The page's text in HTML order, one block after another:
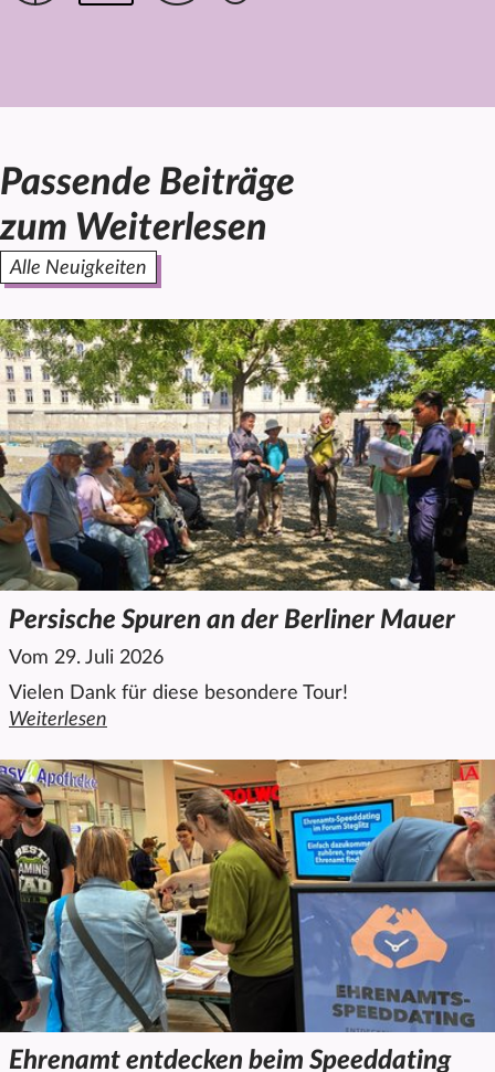
Passende Beiträge
zum Weiterlesen
Alle Neuigkeiten
Persische Spuren an der Berliner Mauer
Vom 29. Juli 2026
Vielen Dank für diese besondere Tour!
Weiterlesen
den ganzen Artikel "Persische Spuren an der Berliner
Ehrenamt entdecken beim Speeddating